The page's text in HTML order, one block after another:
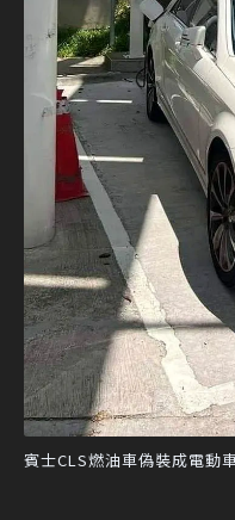
賓士CLS燃油車偽裝成電動